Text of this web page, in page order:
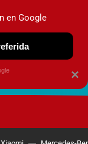
×
en Google